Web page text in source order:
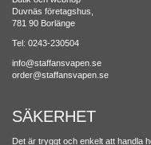
Duvnäs företagshus,
781 90 Borlänge
Tel: 0243-230504
info@staffansvapen.se
order@staffansvapen.se
SÄKERHET
Det är tryggt och enkelt att handla